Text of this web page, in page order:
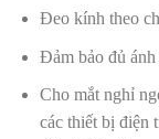
Đeo kính theo
Đảm bảo đủ
Cho mắt nghỉ
các thiết bị điện